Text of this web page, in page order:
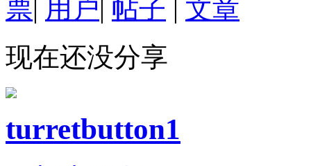
票| 用户| 帖子 | 文章
现在还没分享
turretbutton1